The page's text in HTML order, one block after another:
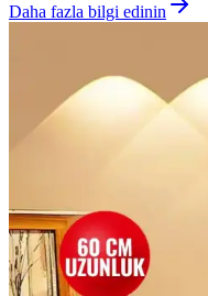
Daha fazla bilgi edinin